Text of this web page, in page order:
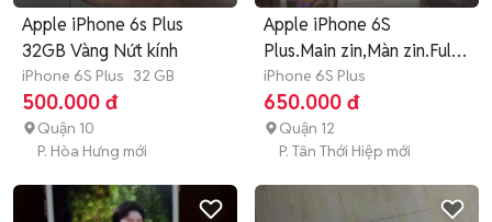
Apple iPhone 6s Plus
32GB Vàng Nứt kính
iPhone 6S Plus 32 GB
500.000 đ
Quận 10
P. Hòa Hưng mới
Apple iPhone 6S
Plus.Main zin,Màn zin.Full
vân tay
iPhone 6S Plus
650.000 đ
Quận 12
P. Tân Thới Hiệp mới